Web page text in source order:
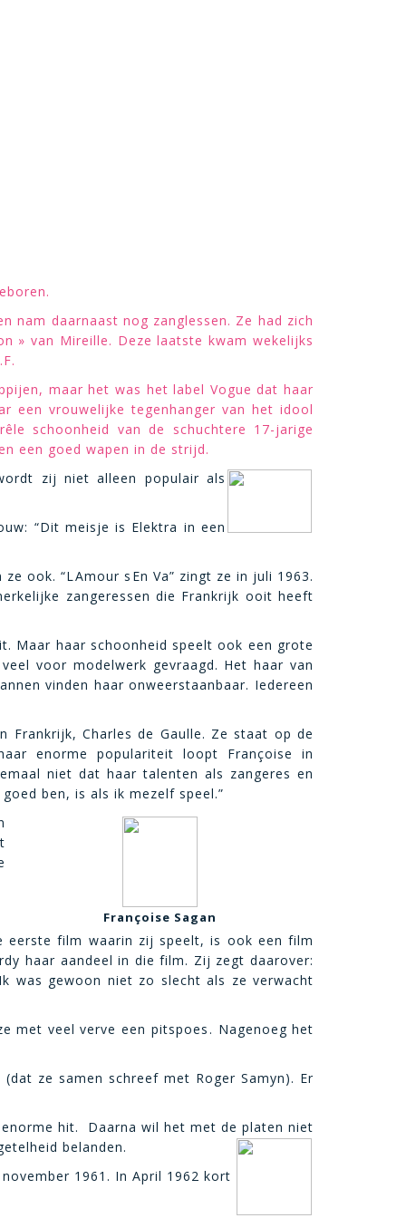
nam daarnaast nog zanglessen. Ze had zich
» van Mireille. Deze laatste kwam wekelijks
maar het was het label Vogue dat haar
een vrouwelijke tegenhanger van het idool
schoonheid van de schuchtere 17-jarige
een goed wapen in de strijd.
zij niet alleen populair als
“Dit meisje is Elektra in een
“LAmour sEn Va” zingt ze in juli 1963.
zangeressen die Frankrijk ooit heeft
Maar haar schoonheid speelt ook een grote
voor modelwerk gevraagd. Het haar van
vinden haar onweerstaanbaar. Iedereen
Frankrijk, Charles de Gaulle. Ze staat op de
enorme populariteit loopt Françoise in
niet dat haar talenten als zangeres en
ben, is als ik mezelf speel.”
Françoise Sagan
eerste film waarin zij speelt, is ook een film
haar aandeel in die film. Zij zegt daarover:
was gewoon niet zo slecht als ze verwacht
veel verve een  pitspoes. Nagenoeg het
ze samen schreef met Roger Samyn). Er
enorme hit. Daarna wil het met de platen niet
belanden.
1961. In April 1962 kort